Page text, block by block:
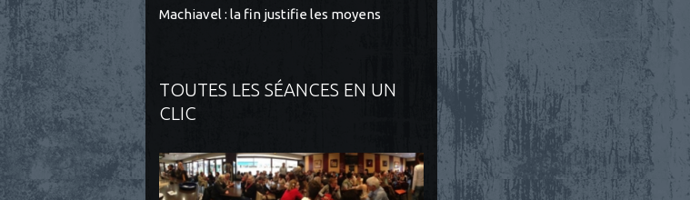
Machiavel : la fin justifie les moyens
TOUTES LES SÉANCES EN UN
CLIC